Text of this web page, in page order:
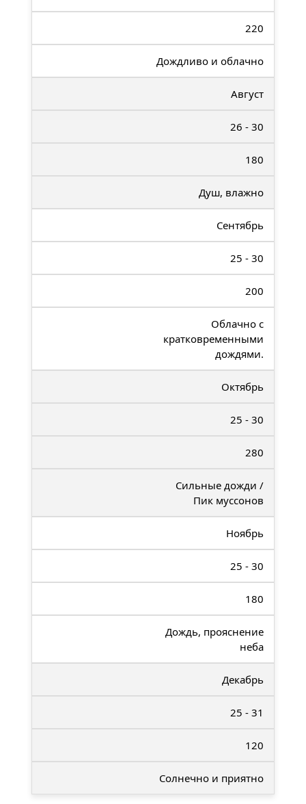
220
Дождливо и облачно
Август
26 - 30
180
Душ, влажно
Сентябрь
25 - 30
200
Облачно с
кратковременными
дождями.
Октябрь
25 - 30
280
Сильные дожди /
Пик муссонов
Ноябрь
25 - 30
180
Дождь, прояснение
неба
Декабрь
25 - 31
120
Солнечно и приятно